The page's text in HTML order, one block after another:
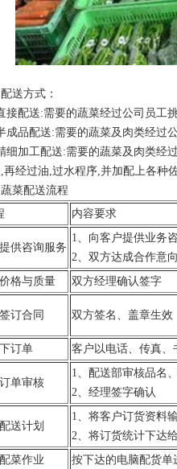
送方式：
接配送:需要的蔬菜经过公司员工
成品配送:需要的蔬菜及肉类经过
细加工配送:需要的蔬菜及肉类经
再经过油,过水程序,并加配上各种
菜配送流程
内容要求
供咨询服务
1、向客户提供业务
2、双方达成合作意向
格与质量 双方经理确认签字
订合同 双方签名、盖章生效
订单
客户以电话、传真、
单审核
1、配送部审核品名
2、经理签字确认
送计划
1、将客户订货资料
2、将订货统计下达
菜作业 按下达的电脑配货单